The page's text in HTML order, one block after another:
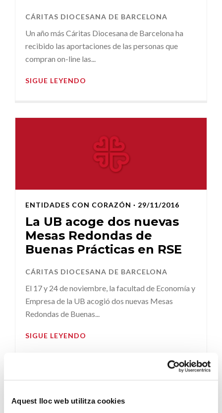
Aquest lloc web utilitza cookies
CÁRITAS DIOCESANA DE BARCELONA
Un año más Cáritas Diocesana de Barcelona ha
recibido las aportaciones de las personas que
compran on-line las...
SIGUE LEYENDO
ENTIDADES CON CORAZÓN · 29/11/2016
La UB acoge dos nuevas
Mesas Redondas de
Buenas Prácticas en RSE
CÁRITAS DIOCESANA DE BARCELONA
El 17 y 24 de noviembre, la facultad de Economía y
Empresa de la UB acogió dos nuevas Mesas
Redondas de Buenas...
SIGUE LEYENDO